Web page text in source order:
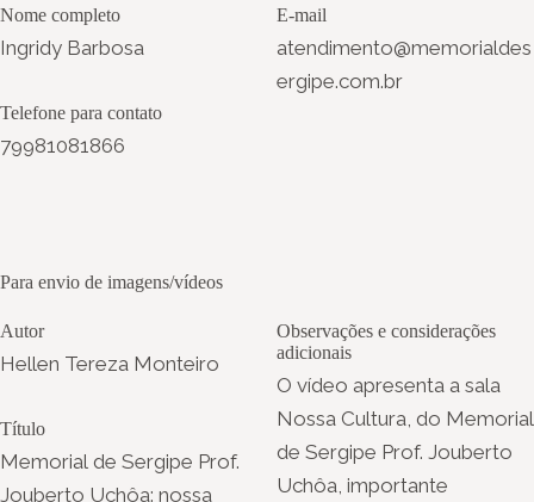
Nome completo
Ingridy Barbosa
Telefone para contato
79981081866
E-mail
atendimento@memorialdes
ergipe.com.br
Para envio de imagens/vídeos
Autor
Hellen Tereza Monteiro
Título
Memorial de Sergipe Prof.
Jouberto Uchôa: nossa
Observações e considerações
adicionais
O vídeo apresenta a sala
Nossa Cultura, do Memorial
de Sergipe Prof. Jouberto
Uchôa, importante